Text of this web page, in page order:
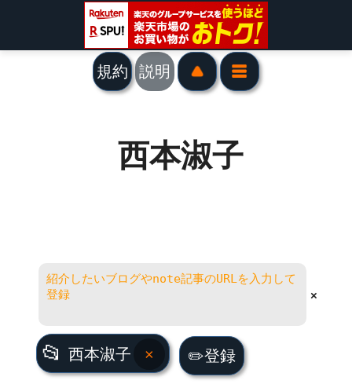
規約 説明
西本淑子
×
📂 西本淑子
× ✏️登録